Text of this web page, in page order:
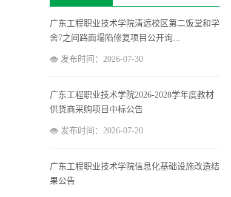
广东工程职业技术学院清远校区第二饭堂和学
舍7之间路面塌陷修复项目公开询...
发布时间：2026-07-30
广东工程职业技术学院2026-2028学年度教材
供货商采购项目中标公告
发布时间：2026-07-20
广东工程职业技术学院信息化基础设施改造结
果公告